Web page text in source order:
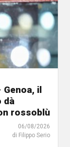
il
dà
rossoblù
06/08/2026
di Filippo Serio